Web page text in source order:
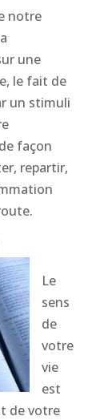
notre
une
le fait de
un stimuli
façon
repartir,
Le
sens
de
votre
vie
est
de votre